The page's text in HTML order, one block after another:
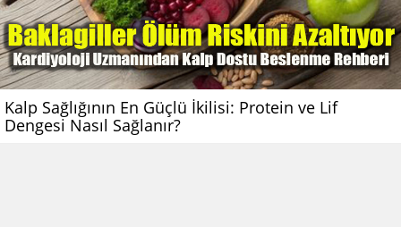
Kalp Sağlığının En Güçlü İkilisi: Protein ve Lif
Dengesi Nasıl Sağlanır?